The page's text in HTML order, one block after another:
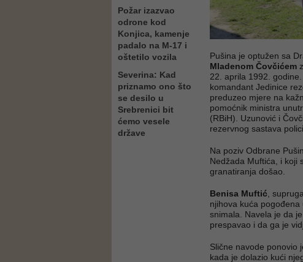
Požar izazvao
odrone kod
Konjica, kamenje
padalo na M-17 i
oštetilo vozila
Severina: Kad
priznamo ono što
se desilo u
Srebrenici bit
ćemo vesele
države
Pušina je optužen sa
Mladenom Čovčićem
22. aprila 1992.
komandant Jedinice
preduzeo mjere na
pomoćnik ministra
(RBiH). Uzunović i
rezervnog sastava
Na poziv Odbrane
Nedžada Muftića, i koji
granatiranja došao.
Benisa Muftić ,
njihova kuća
snimala. Navela je da
prespavao i da ga je
Slične navode ponovio
kada je dolazio kući